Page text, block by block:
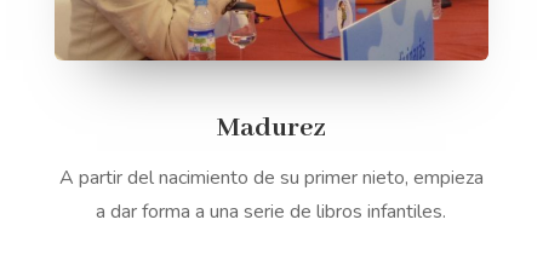
Madurez
A partir del nacimiento de su primer nieto, empieza
a dar forma a una serie de libros infantiles.